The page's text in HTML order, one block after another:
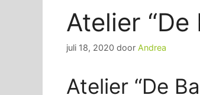
Atelier
juli 18, 2020 door Andrea
Atelier “De